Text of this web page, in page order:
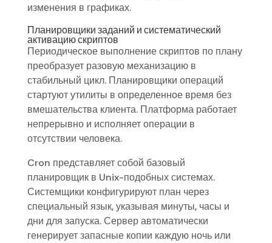
изменения в графиках.
Планировщики заданий и систематический
активацию скриптов
Периодическое выполнение скриптов по плану
преобразует разовую механизацию в
стабильный цикл. Планировщики операций
стартуют утилиты в определенное время без
вмешательства клиента. Платформа работает
непрерывно и исполняет операции в
отсутствии человека.
Cron представляет собой базовый
планировщик в Unix-подобных системах.
Системщики конфигурируют план через
специальный язык, указывая минуты, часы и
дни для запуска. Сервер автоматически
генерирует запасные копии каждую ночь или